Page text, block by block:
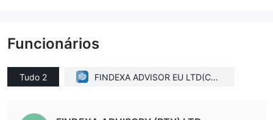
Funcionários
Tudo 2
FINDEXA ADVISOR EU LTD(Cyp